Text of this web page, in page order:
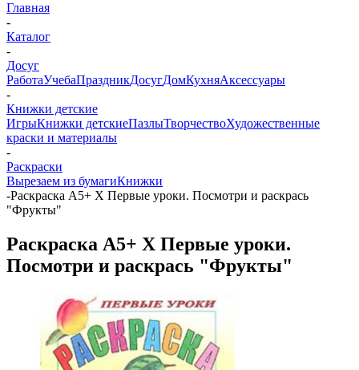
Главная
-
Каталог
-
Досуг
РаботаУчебаПраздникДосугДомКухняАксессуары
-
Книжки детские
ИгрыКнижки детскиеПазлыТворчествоХудожественные
краски и материалы
-
Раскраски
Вырезаем из бумагиКнижки
-Раскраска А5+ Х Первые уроки. Посмотри и раскрась
"Фрукты"
Раскраска А5+ Х Первые уроки.
Посмотри и раскрась "Фрукты"